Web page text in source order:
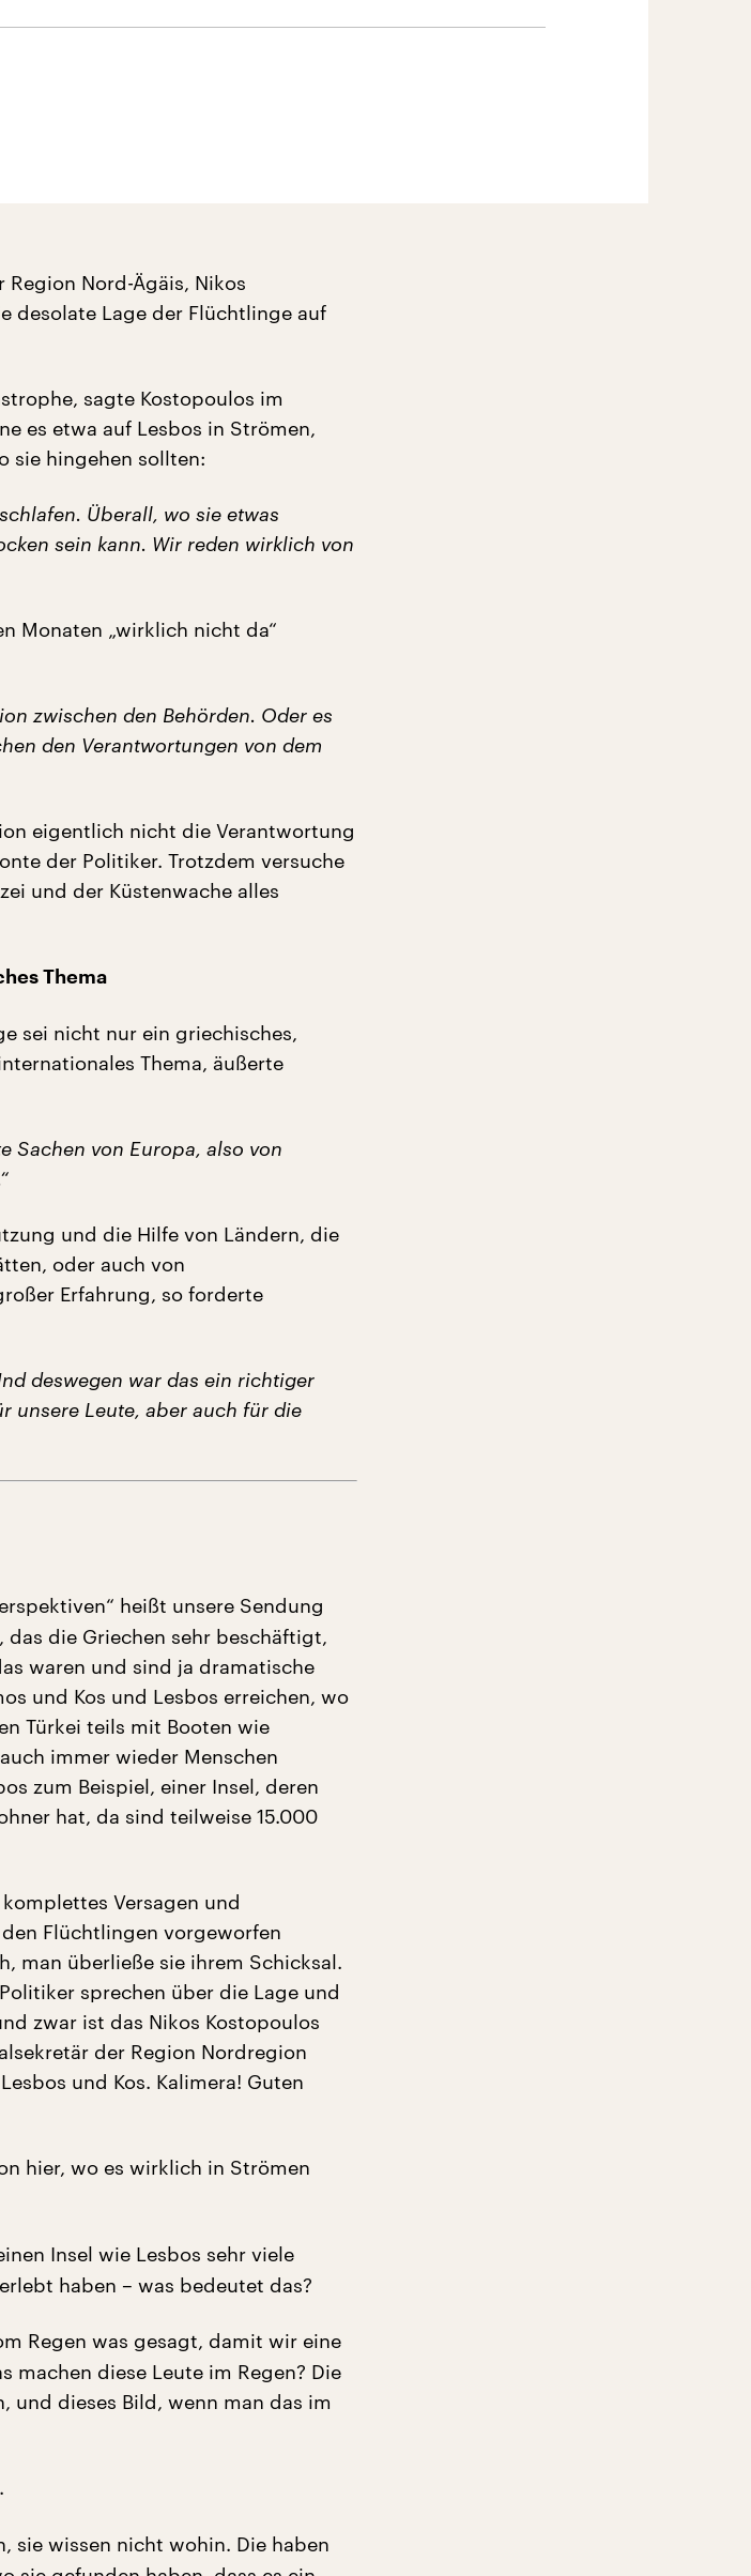
Nord-Ägäis, Nikos
desolate Lage der Flüchtlinge auf
sagte Kostopoulos im
es etwa auf Lesbos in Strömen,
sie hingehen sollten:
Überall, wo sie etwas
sein kann. Wir reden wirklich von
Monaten „wirklich nicht da“
zwischen den Behörden. Oder es
den Verantwortungen von dem
eigentlich nicht die Verantwortung
der Politiker. Trotzdem versuche
und der Küstenwache alles
Thema
sei nicht nur ein griechisches,
Thema, äußerte
Sachen von Europa, also von
und die Hilfe von Ländern, die
oder auch von
Erfahrung, so forderte
deswegen war das ein richtiger
unsere Leute, aber auch für die
heißt unsere Sendung
das die Griechen sehr beschäftigt,
waren und sind ja dramatische
und Kos und Lesbos erreichen, wo
Türkei teils mit Booten wie
immer wieder Menschen
zum Beispiel, einer Insel, deren
hat, da sind teilweise 15.000
Versagen und
Flüchtlingen vorgeworfen
man überließe sie ihrem Schicksal.
sprechen über die Lage und
zwar ist das Nikos Kostopoulos
der Region Nordregion
und Kos. Kalimera! Guten
hier, wo es wirklich in Strömen
Insel wie Lesbos sehr viele
haben – was bedeutet das?
Regen was gesagt, damit wir eine
machen diese Leute im Regen? Die
dieses Bild, wenn man das im
sie wissen nicht wohin. Die haben